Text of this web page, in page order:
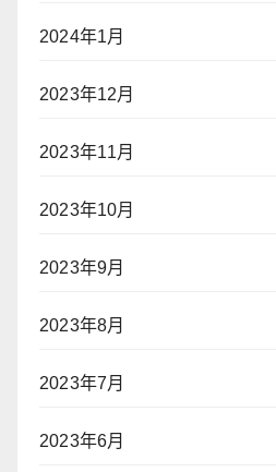
2024年1月
2023年12月
2023年11月
2023年10月
2023年9月
2023年8月
2023年7月
2023年6月